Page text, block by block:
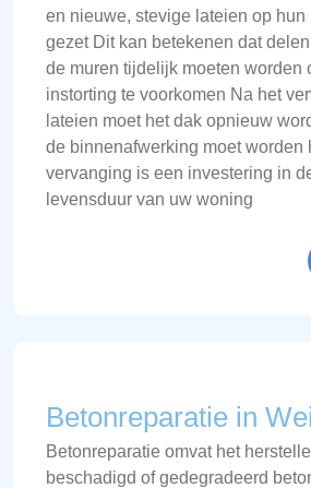
en nieuwe, stevige lateien op hun
gezet Dit kan betekenen dat
de muren tijdelijk moeten worden
instorting te voorkomen Na het
lateien moet het dak opnieuw
de binnenafwerking moet worden
vervanging is een investering in
levensduur van uw woning
Betonreparatie in
Betonreparatie omvat het
beschadigd of gedegradeerd